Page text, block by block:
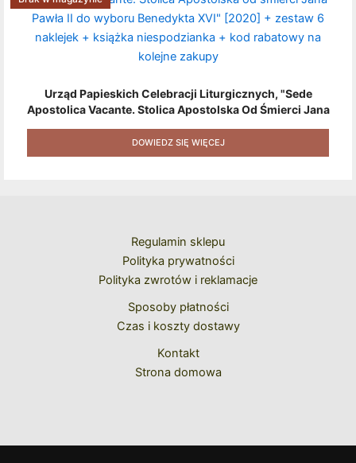
Urząd Papieskich Celebracji Liturgicznych, "Sede
Apostolica Vacante. Stolica Apostolska Od Śmierci Jana
Naklejek + Książka Niespodzianka + Kod Rabatowy Na
Kolejne Zakupy
DOWIEDZ SIĘ WIĘCEJ
Regulamin sklepu
Polityka prywatności
Polityka zwrotów i reklamacje
Sposoby płatności
Czas i koszty dostawy
Kontakt
Strona domowa